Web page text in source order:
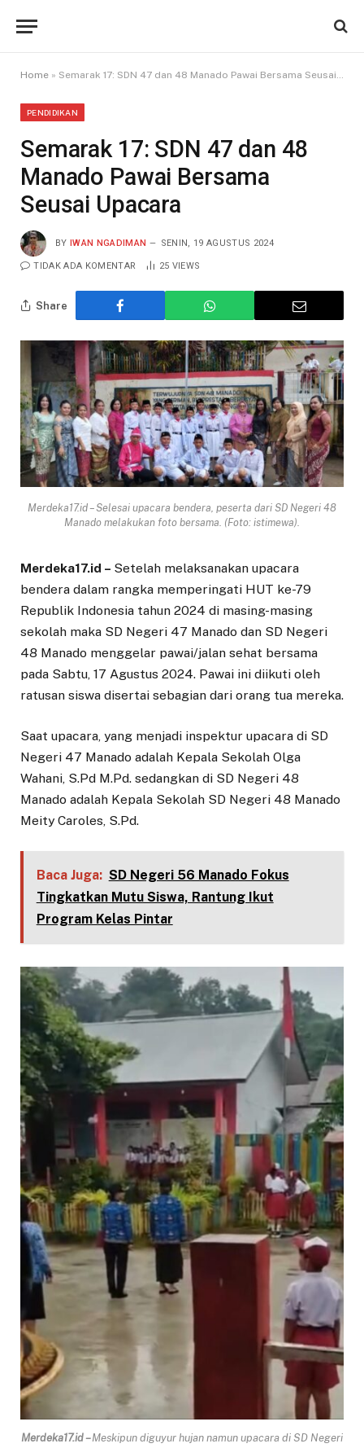
Home » Semarak 17: SDN 47 dan 48 Manado Pawai Bersama Seusai Upacara
PENDIDIKAN
Semarak 17: SDN 47 dan 48
Manado Pawai Bersama
Seusai Upacara
BY IWAN NGADIMAN SENIN, 19 AGUSTUS 2024
TIDAK ADA KOMENTAR 25 VIEWS
Share
Merdeka17.id – Selesai upacara bendera, peserta dari SD Negeri 48
Manado melakukan foto bersama. (Foto: istimewa).
Merdeka17.id – Setelah melaksanakan upacara
bendera dalam rangka memperingati HUT ke-79
Republik Indonesia tahun 2024 di masing-masing
sekolah maka SD Negeri 47 Manado dan SD Negeri
48 Manado menggelar pawai/jalan sehat bersama
pada Sabtu, 17 Agustus 2024. Pawai ini diikuti oleh
ratusan siswa disertai sebagian dari orang tua mereka.
Saat upacara, yang menjadi inspektur upacara di SD
Negeri 47 Manado adalah Kepala Sekolah Olga
Wahani, S.Pd M.Pd. sedangkan di SD Negeri 48
Manado adalah Kepala Sekolah SD Negeri 48 Manado
Meity Caroles, S.Pd.
Baca Juga: SD Negeri 56 Manado Fokus
Tingkatkan Mutu Siswa, Rantung Ikut
Program Kelas Pintar
Merdeka17.id –Meskipun diguyur hujan namun upacara di SD Negeri